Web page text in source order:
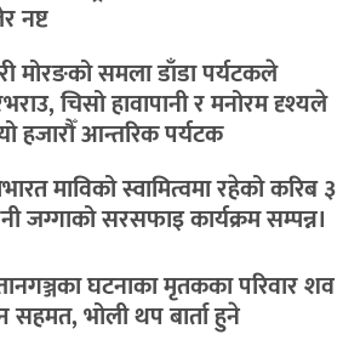
नष्ट
मोरङको समला डाँडा पर्यटकले
चिसो हावापानी र मनोरम दृश्यले
हजारौँ आन्तरिक पर्यटक
माविको स्वामित्वमा रहेको करिब ३
जग्गाको सरसफाइ कार्यक्रम सम्पन्न।
घटनाका मृतकका परिवार शव
सहमत, भोली थप बार्ता हुने